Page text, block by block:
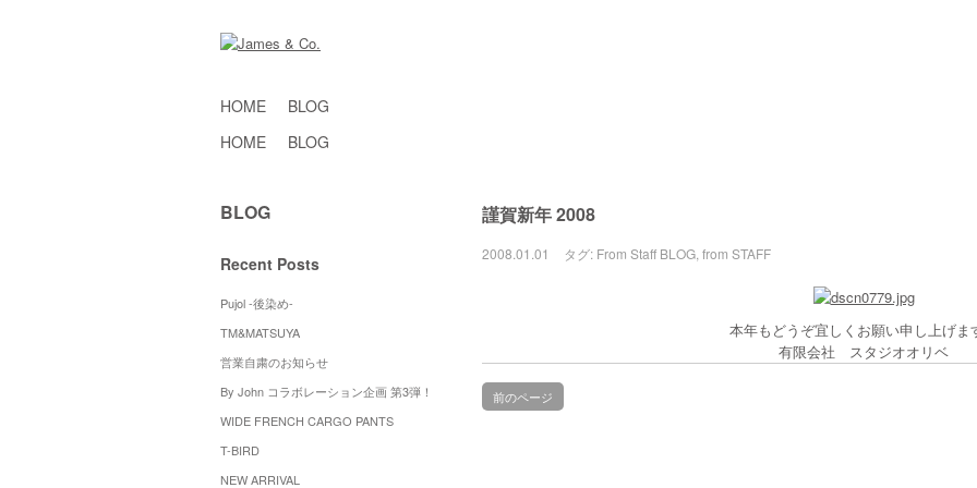
HOME
BLOG
HOME
BLOG
謹賀新年 2008
2008.01.01 タグ: From Staff BLOG from STAFF
本年もどうぞ宜しくお願い申し上げま
有限会社 スタジオオリベ
前のページ
BLOG
Recent Posts
Pujol -後染め-
TM&MATSUYA
営業自粛のお知らせ
By John コラボレーション企画 第3弾！
WIDE FRENCH CARGO PANTS
T-BIRD
NEW ARRIVAL